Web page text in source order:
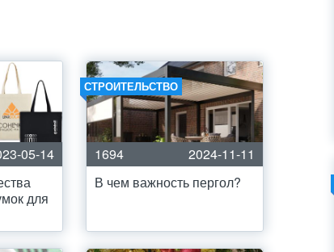
05-14
для
СТРОИТЕЛЬСТВО
1694
2024-11-11
В чем важность пергол?